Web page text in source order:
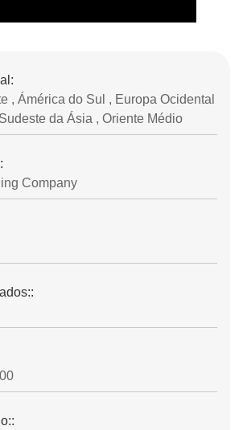
, Ámérica do Sul , Europa Ocidental
da Ásia , Oriente Médio
Company